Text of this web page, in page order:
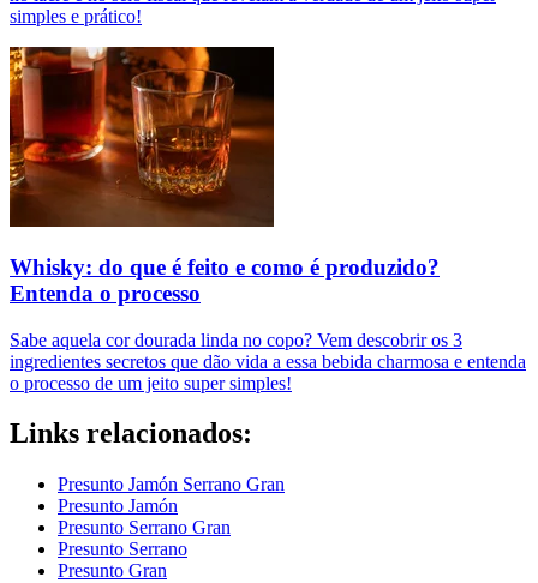
simples e prático!
Whisky: do que é feito e como é produzido?
Entenda o processo
Sabe aquela cor dourada linda no copo? Vem descobrir os 3
ingredientes secretos que dão vida a essa bebida charmosa e entenda
o processo de um jeito super simples!
Links relacionados:
Presunto Jamón Serrano Gran
Presunto Jamón
Presunto Serrano Gran
Presunto Serrano
Presunto Gran